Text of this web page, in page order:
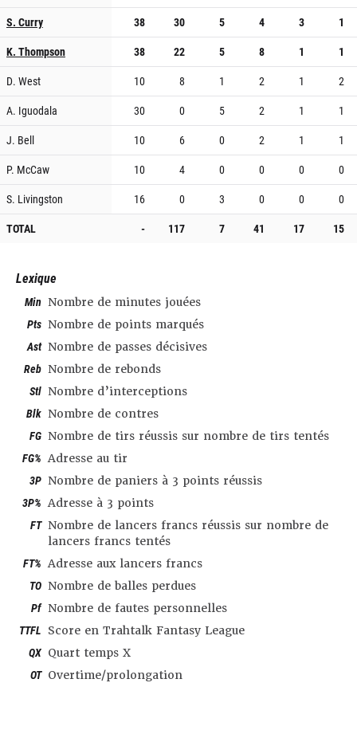
S. Curry
38 30 5 4 3
1
K. Thompson
38 22 5 8 1
1
D. West
10 8 1 2 1
2
A. Iguodala
30 0 5 2 1
1
J. Bell
10 6 0 2 1
1
P. McCaw
10 4 0 0 0
0
S. Livingston
16 0 3 0 0
0
TOTAL
- 117 7 41 17 15
Lexique
Min Nombre de minutes jouées
Pts Nombre de points marqués
Ast Nombre de passes décisives
Reb Nombre de rebonds
Stl Nombre d’interceptions
Blk Nombre de contres
FG Nombre de tirs réussis sur nombre de tirs tentés
FG% Adresse au tir
3P Nombre de paniers à 3 points réussis
3P% Adresse à 3 points
FT Nombre de lancers francs réussis sur nombre de
lancers francs tentés
FT% Adresse aux lancers francs
TO Nombre de balles perdues
Pf Nombre de fautes personnelles
TTFL Score en Trahtalk Fantasy League
QX Quart temps X
OT Overtime/prolongation